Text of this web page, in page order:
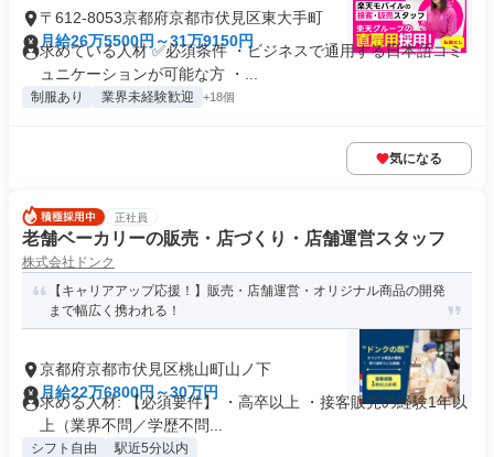
〒612-8053京都府京都市伏見区東大手町
月給26万5500円～31万9150円
求めている人材 ✅必須条件 ・ビジネスで通用する日本語コミ
ュニケーションが可能な方 ・...
制服あり 業界未経験歓迎 +18個
気になる
正社員
老舗ベーカリーの販売・店づくり・店舗運営スタッフ
株式会社ドンク
【キャリアアップ応援！】販売・店舗運営・オリジナル商品の開発
まで幅広く携われる！
京都府京都市伏見区桃山町山ノ下
月給22万6800円～30万円
求める人材: 【必須要件】 ・高卒以上 ・接客販売の経験1年以
上（業界不問／学歴不問...
シフト自由 駅近5分以内